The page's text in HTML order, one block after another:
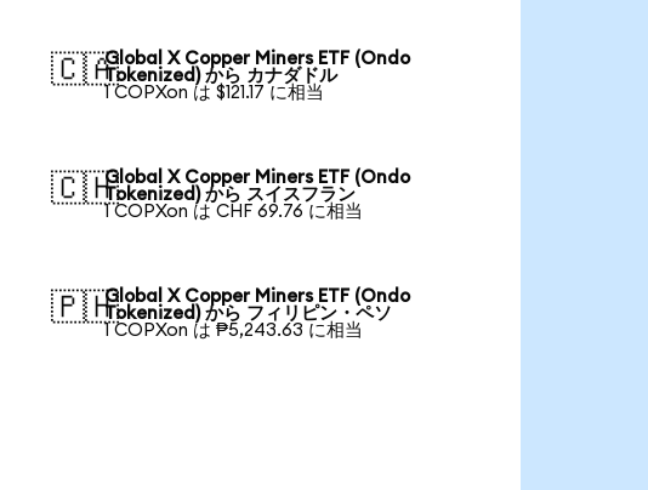
🇨🇦Global X Copper Miners ETF (Ondo
Tokenized) から カナダドル
1 COPXon は $121.17 に相当
🇨🇭Global X Copper Miners ETF (Ondo
Tokenized) から スイスフラン
1 COPXon は CHF 69.76 に相当
🇵🇭Global X Copper Miners ETF (Ondo
Tokenized) から フィリピン・ペソ
1 COPXon は ₱5,243.63 に相当